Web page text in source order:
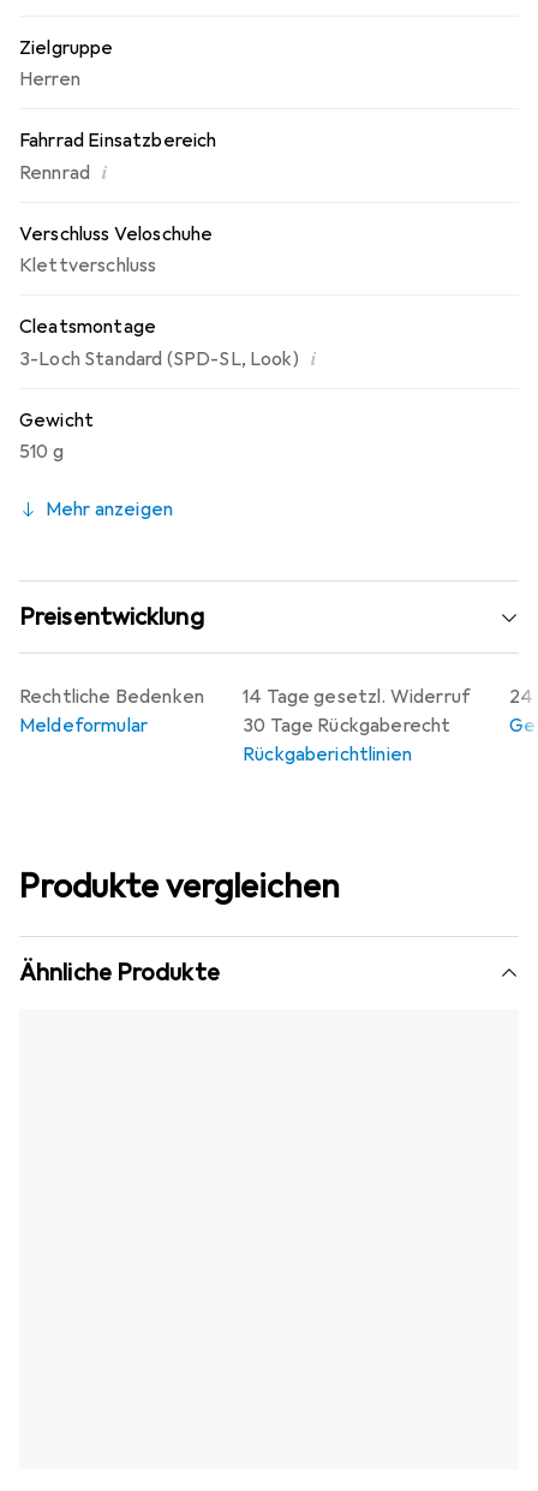
Zielgruppe
Herren
Fahrrad Einsatzbereich
Rennrad i
Verschluss Veloschuhe
Klettverschluss
Cleatsmontage
3-Loch Standard (SPD-SL, Look) i
Gewicht
510 g
Mehr anzeigen
Preisentwicklung
14 Tage gesetzl. Widerruf
30 Tage Rückgaberecht
Rückgaberichtlinien
24
Rechtliche Bedenken
Meldeformular
Produkte vergleichen
Ähnliche Produkte